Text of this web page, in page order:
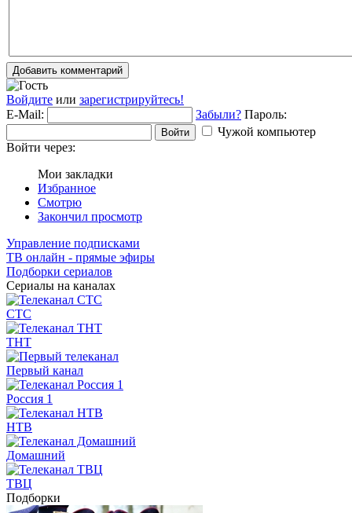
Добавить комментарий
Войдите или зарегистрируйтесь!
E-Mail:
Забыли? Пароль:
Войти
Чужой компьютер
Войти через:
Мои закладки
Избранное
Смотрю
Закончил просмотр
Управление подписками
ТВ онлайн - прямые эфиры
Подборки сериалов
Сериалы на каналах
СТС
ТНТ
Первый канал
Россия 1
НТВ
Домашний
ТВЦ
Подборки